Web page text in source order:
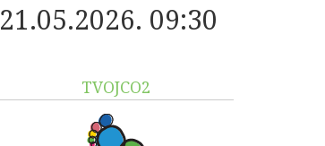
21.05.2026. 09:30
TVOJCO2